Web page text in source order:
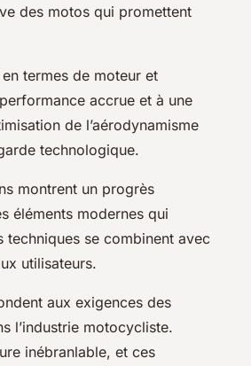
des motos qui promettent
termes de moteur et
accrue et à une
de l’aérodynamisme
technologique.
montrent un progrès
éléments modernes qui
techniques se combinent avec
utilisateurs.
aux exigences des
l’industrie motocycliste.
inébranlable, et ces